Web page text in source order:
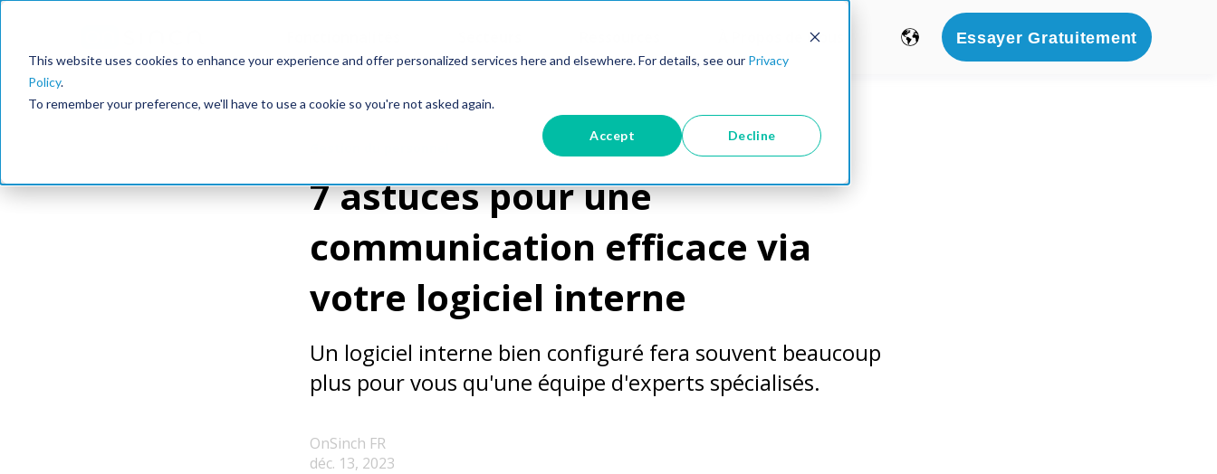
This website uses cookies to enhance your experience and offer personalized services here and elsewhere. For details, see our Privacy
Policy.
To remember your preference, we'll have to use a cookie so you're not asked again.
Accept Decline
À Propos de Nous Essayer Gratuitement
7 astuces pour une
communication efficace via
votre logiciel interne
Un logiciel interne bien configuré fera souvent beaucoup
plus pour vous qu'une équipe d'experts spécialisés.
OnSinch FR
déc. 13, 2023